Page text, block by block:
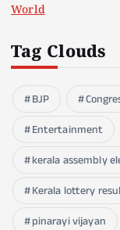
World
Tag Clouds
BJP
Entertainment
kerala assembly
Kerala lottery
pinarayi vijayan